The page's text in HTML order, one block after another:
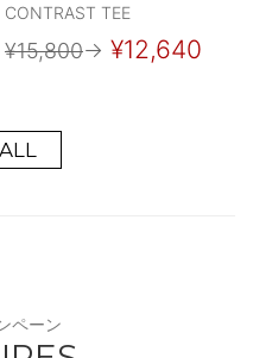
CONTRAST TEE
¥15,800→ ¥12,640
ペーン